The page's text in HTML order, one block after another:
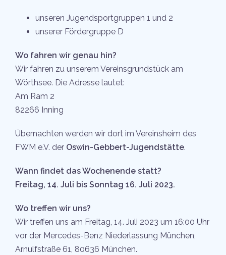
unseren Jugendsportgruppen 1 und 2
unserer Fördergruppe D
Wo fahren wir genau hin?
Wir fahren zu unserem Vereinsgrundstück am
Wörthsee. Die Adresse lautet:
Am Ram 2
82266 Inning
Übernachten werden wir dort im Vereinsheim des
FWM e.V. der Oswin-Gebbert-Jugendstätte.
Wann findet das Wochenende statt?
Freitag, 14. Juli bis Sonntag 16. Juli 2023.
Wo treffen wir uns?
Wir treffen uns am Freitag, 14. Juli 2023 um 16:00 Uhr
vor der Mercedes-Benz Niederlassung München,
Arnulfstraße 61, 80636 München.